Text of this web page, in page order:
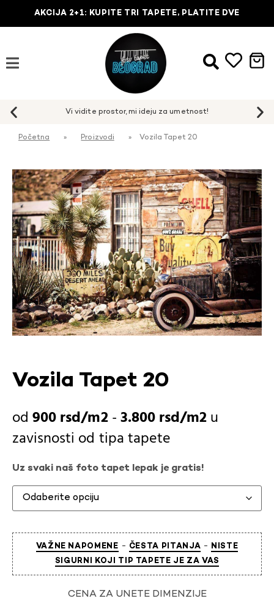
AKCIJA 2+1: KUPITE TRI TAPETE, PLATITE DVE
Početna » Proizvodi » Vozila Tapet 20
Vozila Tapet 20
900rsd -3.800rsd
u
zavisnosti od tipa tapete
Uz svaki naš foto tapet lepak je gratis!
VAŽNE NAPOMENE - ČESTA PITANJA - NISTE
SIGURNI KOJI TIP TAPETE JE ZA VAS
CENA ZA UNETE DIMENZIJE